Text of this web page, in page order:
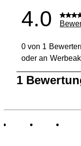
4.0
0 von 1
oder an
von
1